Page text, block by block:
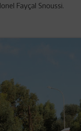
Fayçal Snoussi.